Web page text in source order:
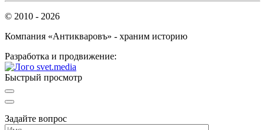
© 2010 - 2026
Компания «Антикваровъ» - храним историю
Разработка и продвижение:
Быстрый просмотр
Задайте вопрос